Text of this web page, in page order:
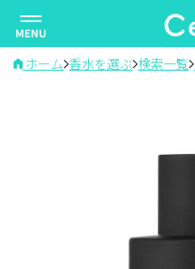
ナ
ビ
ゲ ホーム 香水を選ぶ 検索一覧